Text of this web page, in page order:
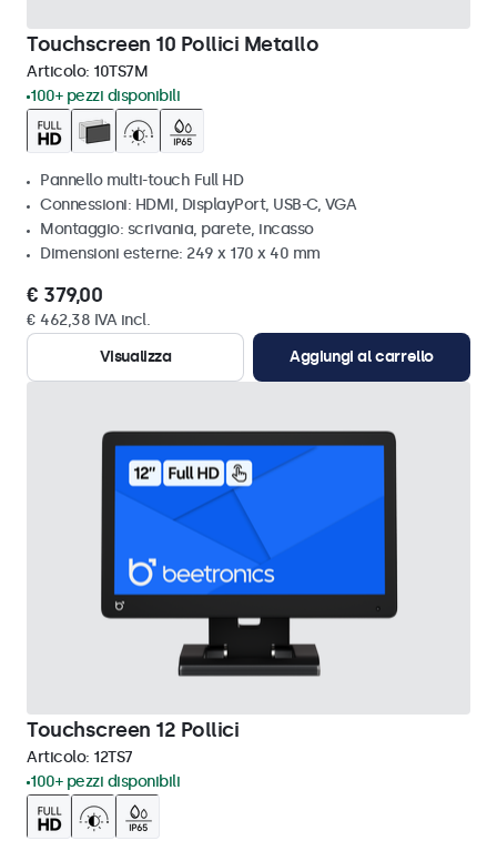
Touchscreen 10 Pollici Metallo
Articolo: 10TS7M
100+ pezzi disponibili
Pannello multi-touch Full HD
Connessioni: HDMI, DisplayPort, USB-C, VGA
Montaggio: scrivania, parete, incasso
Dimensioni esterne: 249 x 170 x 40 mm
€ 379,00
€ 462,38 IVA incl.
Visualizza
Aggiungi al carrello
Touchscreen 12 Pollici
Articolo: 12TS7
100+ pezzi disponibili